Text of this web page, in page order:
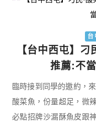
台
【台中西屯】
推薦:不
臨時接到同學的邀約，
酸菜魚，份量超足，微
必點招牌沙漏酥魚皮跟